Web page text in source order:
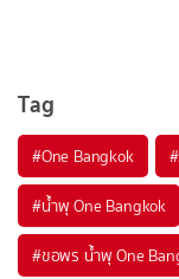
Tag
#One Bangkok
#น้ำพุ One Bangkok
#ขอพร น้ำพุ One